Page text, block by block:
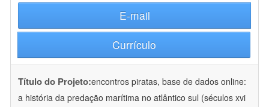
E-mail
Currículo
Título do Projeto:encontros piratas, base de dados online:
a história da predação marítima no atlântico sul (séculos xvi